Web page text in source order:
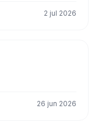
2 jul 2026
26 jun 2026